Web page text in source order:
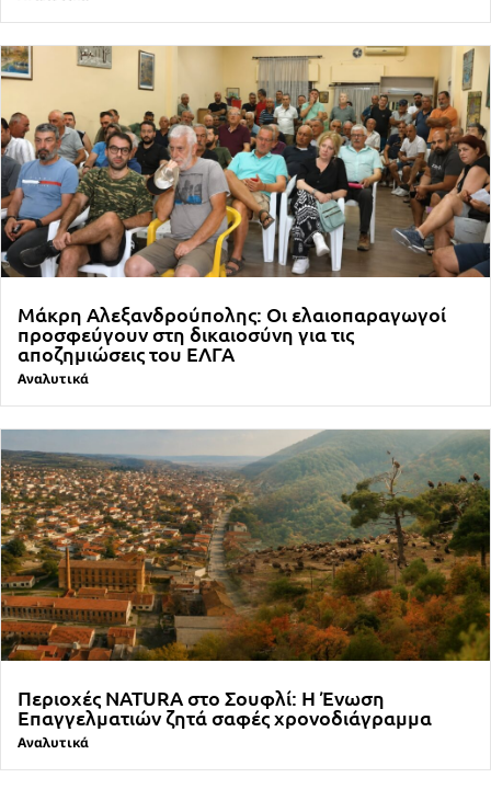
Μάκρη Αλεξανδρούπολης: Οι ελαιοπαραγωγοί
προσφεύγουν στη δικαιοσύνη για τις
αποζημιώσεις του ΕΛΓΑ
Αναλυτικά
Περιοχές NATURA στο Σουφλί: Η Ένωση
Επαγγελματιών ζητά σαφές χρονοδιάγραμμα
Αναλυτικά